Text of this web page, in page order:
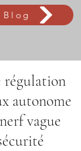
Blog
régulation
autonome
vague